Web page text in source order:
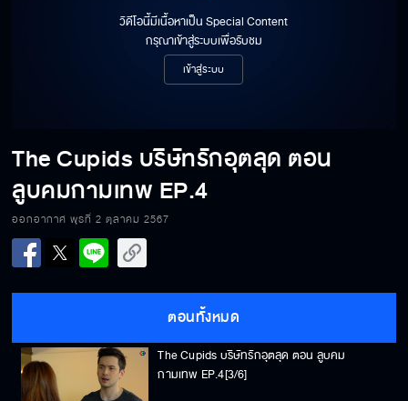
วิดีโอนี้มีเนื้อหาเป็น Special Content
กรุณาเข้าสู่ระบบเพื่อรับชม
เข้าสู่ระบบ
The Cupids บริษัทรักอุตลุด ตอน
ลูบคมกามเทพ EP.4
ออกอากาศ พุธที่ 2 ตุลาคม 2567
ตอนทั้งหมด
The Cupids บริษัทรักอุตลุด ตอน ลูบคม
กามเทพ EP.4[1/6]
กามเทพ EP.4[2/6]
The Cupids บริษัทรักอุตลุด ตอน ลูบคม
กามเทพ EP.4[3/6]